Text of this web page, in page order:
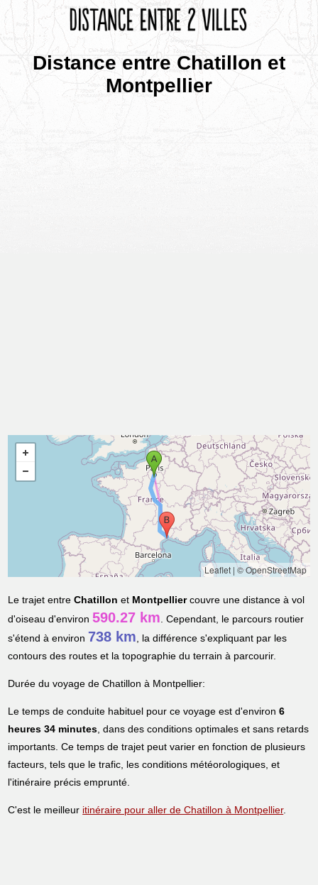
Distance entre Chatillon et
Montpellier
Leaflet| © OpenStreetMap
Le trajet entreChatillon et Montpelliercouvre une distance à vol
d'oiseau d'environ590.27 km. Cependant, le parcours routier
s'étend à environ 738 km, la différence s'expliquant par les
contours des routes et la topographie du terrain à parcourir.
Durée du voyage de Chatillon à Montpellier:
Le temps de conduite habituel pour ce voyage est d'environ6
heures 34 minutes, dans des conditions optimales et sans retards
importants. Ce temps de trajet peut varier en fonction de plusieurs
facteurs, tels que le trafic, les conditions météorologiques, et
l'itinéraire précis emprunté.
C'est le meilleur itinéraire pour aller de Chatillon à Montpellier.